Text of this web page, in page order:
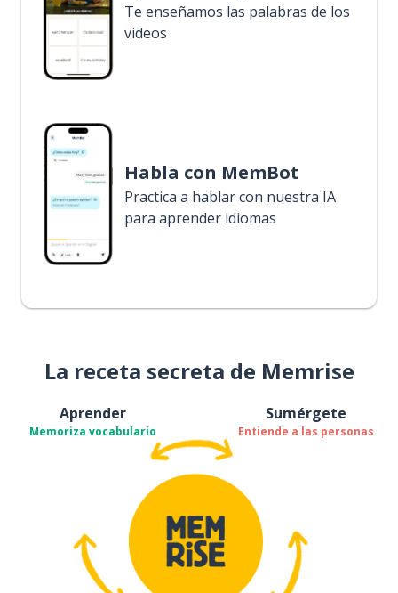
Te enseñamos las palabras de los
videos
Habla con MemBot
Practica a hablar con nuestra IA
para aprender idiomas
La receta secreta de Memrise
Aprender
Memoriza vocabulario
Sumérgete
Entiende a las personas